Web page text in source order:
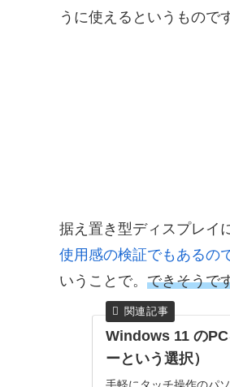
うに使えるというもので
据え置き型ディスプレイ
使用感の検証でもあるの
いうことで。 できそうで
Windows 11 の
ーという選択）